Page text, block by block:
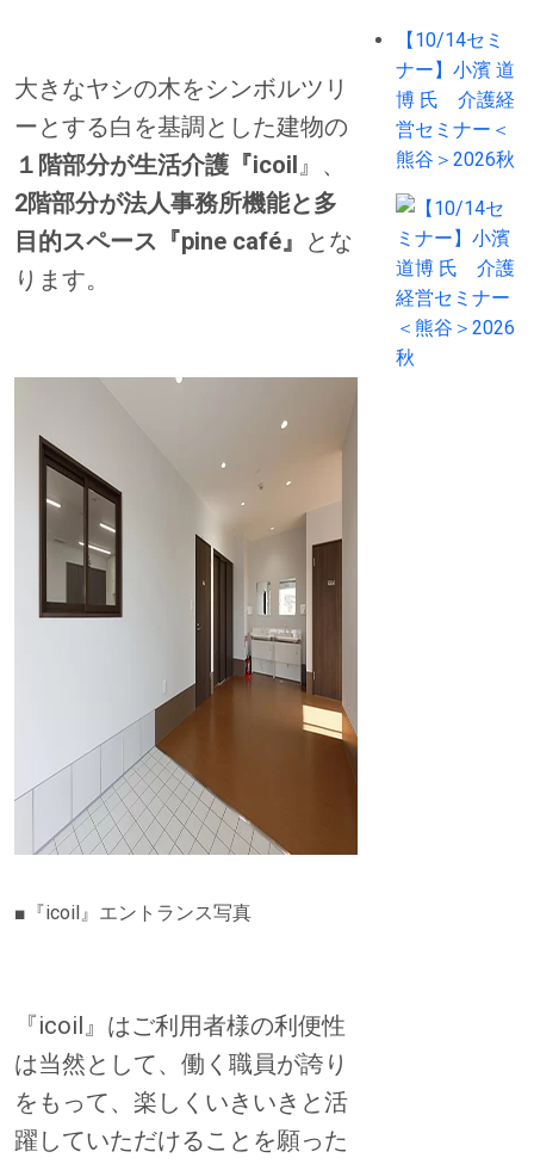
大きなヤシの木をシンボルツリ
ーとする白を基調とした建物の
１階部分が生活介護『icoil』、
2階部分が法人事務所機能と多
目的スペース『pine café』 とな
ります。
■『icoil』エントランス写真
『icoil』はご利用者様の利便性
は当然として、働く職員が誇り
をもって、楽しくいきいきと活
躍していただけることを願った
【10/14セミ
ナー】小濱 道
博 氏 介護経
営セミナー＜
熊谷＞2026秋